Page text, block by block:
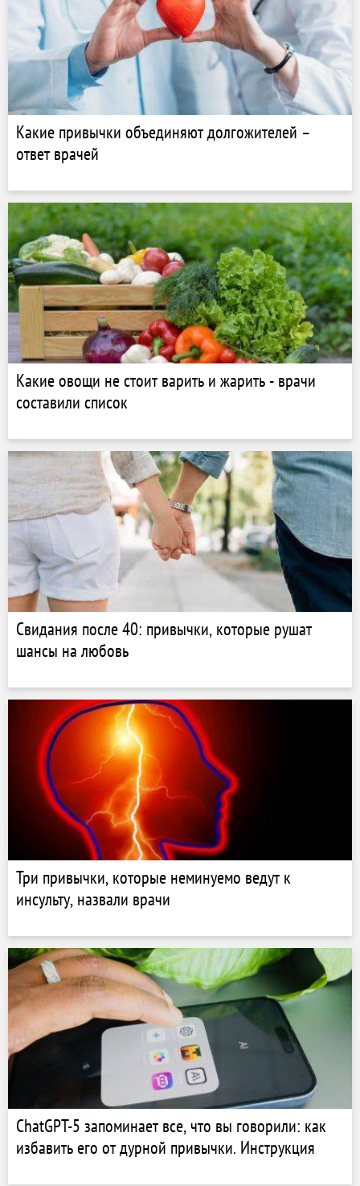
Какие привычки объединяют долгожителей –
ответ врачей
Какие овощи не стоит варить и жарить - врачи
составили список
Свидания после 40: привычки, которые рушат
шансы на любовь
Три привычки, которые неминуемо ведут к
инсульту, назвали врачи
ChatGPT-5 запоминает все, что вы говорили: как
избавить его от дурной привычки. Инструкция